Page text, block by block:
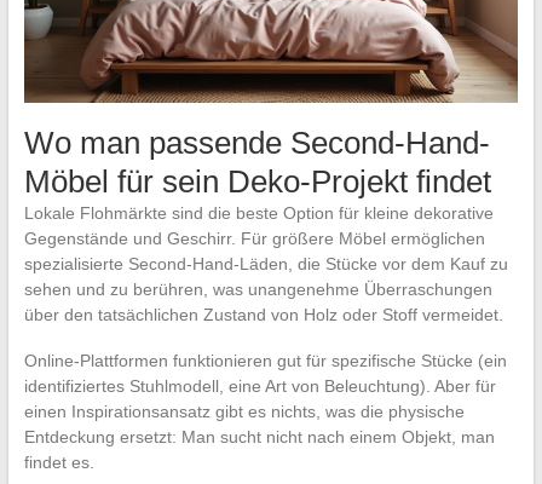
Wo man passende Second-Hand-
Möbel für sein Deko-Projekt findet
Lokale Flohmärkte sind die beste Option für kleine dekorative
Gegenstände und Geschirr. Für größere Möbel ermöglichen
spezialisierte Second-Hand-Läden, die Stücke vor dem Kauf zu
sehen und zu berühren, was unangenehme Überraschungen
über den tatsächlichen Zustand von Holz oder Stoff vermeidet.
Online-Plattformen funktionieren gut für spezifische Stücke (ein
identifiziertes Stuhlmodell, eine Art von Beleuchtung). Aber für
einen Inspirationsansatz gibt es nichts, was die physische
Entdeckung ersetzt: Man sucht nicht nach einem Objekt, man
findet es.